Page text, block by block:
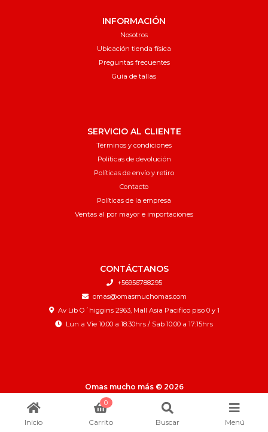
INFORMACIÓN
Nosotros
Ubicación tienda física
Preguntas frecuentes
Guía de tallas
SERVICIO AL CLIENTE
Términos y condiciones
Políticas de devolución
Políticas de envío y retiro
Contacto
Políticas de la empresa
Ventas al por mayor e importaciones
CONTÁCTANOS
+56956788295
omas@omasmuchomas.com
Av Lib O´higgins 2963, Mall Asia Pacifico piso 0 y 1
Lun a Vie 10:00 a 18:30hrs / Sab 10:00 a 17:15hrs
Omas mucho más © 2026
¿Te gusta mi tienda? Yo vendo con
Inicio
0
Carrito Buscar Menú